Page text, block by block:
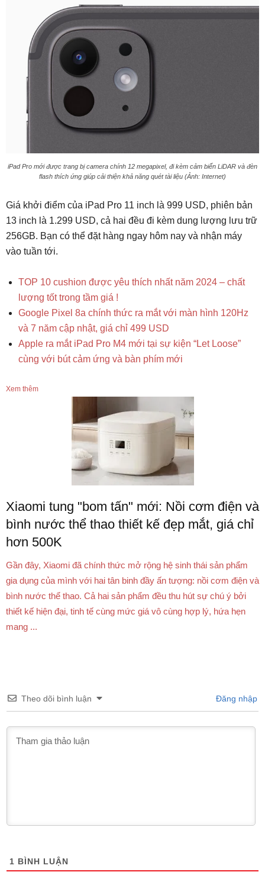
iPad Pro mới được trang bị camera chính 12 megapixel, đi kèm cảm biến LiDAR và đèn
flash thích ứng giúp cải thiện khả năng quét tài liệu (Ảnh: Internet)
Giá khởi điểm của iPad Pro 11 inch là 999 USD, phiên bản
13 inch là 1.299 USD, cả hai đều đi kèm dung lượng lưu trữ
256GB. Bạn có thể đặt hàng ngay hôm nay và nhận máy
vào tuần tới.
TOP 10 cushion được yêu thích nhất năm 2024 – chất
lượng tốt trong tầm giá !
Google Pixel 8a chính thức ra mắt với màn hình 120Hz
và 7 năm cập nhật, giá chỉ 499 USD
Apple ra mắt iPad Pro M4 mới tại sự kiện “Let Loose”
cùng với bút cảm ứng và bàn phím mới
Xem thêm
Xiaomi tung "bom tấn" mới: Nồi cơm điện và
bình nước thể thao thiết kế đẹp mắt, giá chỉ
hơn 500K
Gần đây, Xiaomi đã chính thức mở rộng hệ sinh thái sản phẩm
gia dụng của mình với hai tân binh đầy ấn tượng: nồi cơm điện và
bình nước thể thao. Cả hai sản phẩm đều thu hút sự chú ý bởi
thiết kế hiện đại, tinh tế cùng mức giá vô cùng hợp lý, hứa hẹn
mang ...
Theo dõi bình luận Đăng nhập
1 BÌNH LUẬN